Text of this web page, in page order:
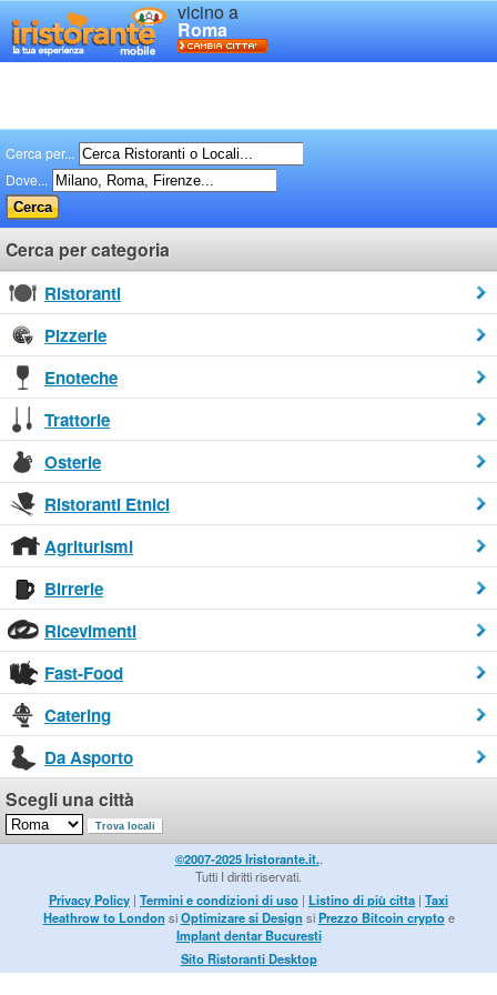
vicino a
Roma
Cerca per...
Dove...
Cerca per categoria
Ristoranti
Pizzerie
Enoteche
Trattorie
Osterie
Ristoranti Etnici
Agriturismi
Birrerie
Ricevimenti
Fast-Food
Catering
Da Asporto
Scegli una città
©2007-2025 Iristorante.it..
Tutti I diritti riservati.
Privacy Policy | Termini e condizioni di uso | Listino di più citta | Taxi
Heathrow to London siOptimizare si Design siPrezzo Bitcoin cryptoe
Implant dentar Bucuresti
Sito Ristoranti Desktop